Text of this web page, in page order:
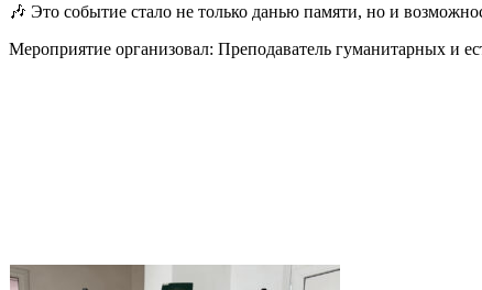
🎶 Это событие стало не только данью памяти, но и
Мероприятие организовал: Преподаватель гуманитарных и